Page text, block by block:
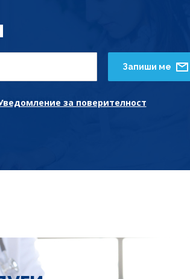
за поверителност
Запиши ме